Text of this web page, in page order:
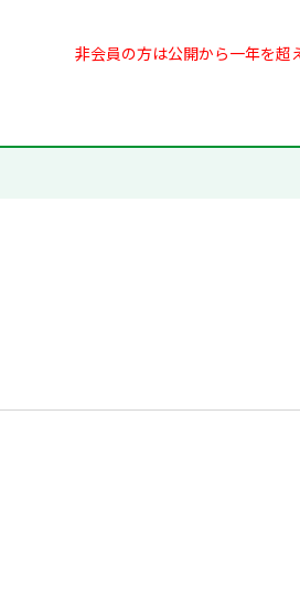
非会員の方は公開から一年を超